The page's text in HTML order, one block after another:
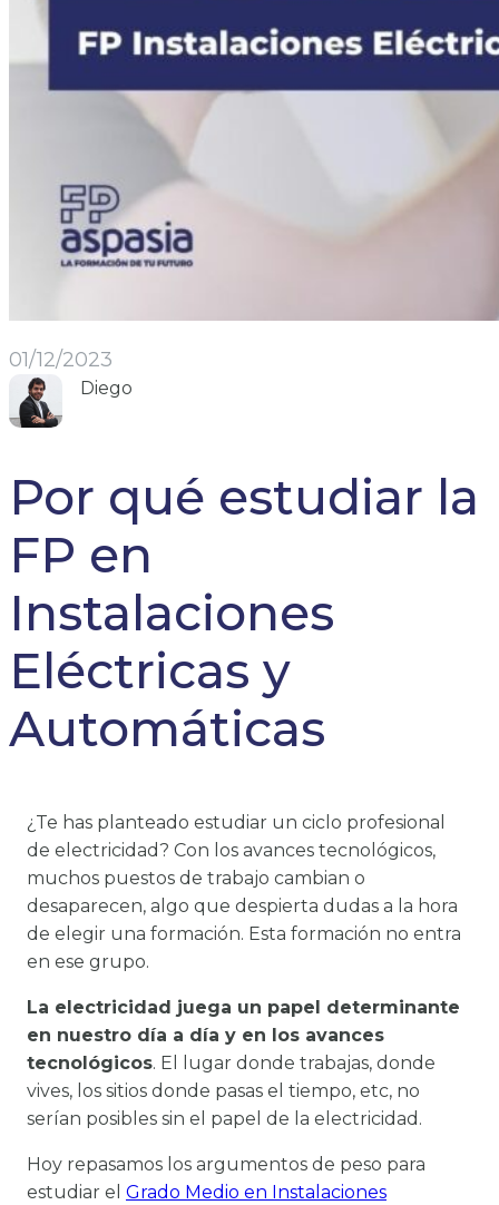
01/12/2023
Diego
Por qué estudiar la
FP en
Instalaciones
Eléctricas y
Automáticas
¿Te has planteado estudiar un ciclo profesional
de electricidad? Con los avances tecnológicos,
muchos puestos de trabajo cambian o
desaparecen, algo que despierta dudas a la hora
de elegir una formación. Esta formación no entra
en ese grupo.
La electricidad juega un papel determinante
en nuestro día a día y en los avances
tecnológicos. El lugar donde trabajas, donde
vives, los sitios donde pasas el tiempo, etc, no
serían posibles sin el papel de la electricidad.
Hoy repasamos los argumentos de peso para
estudiar el Grado Medio en Instalaciones